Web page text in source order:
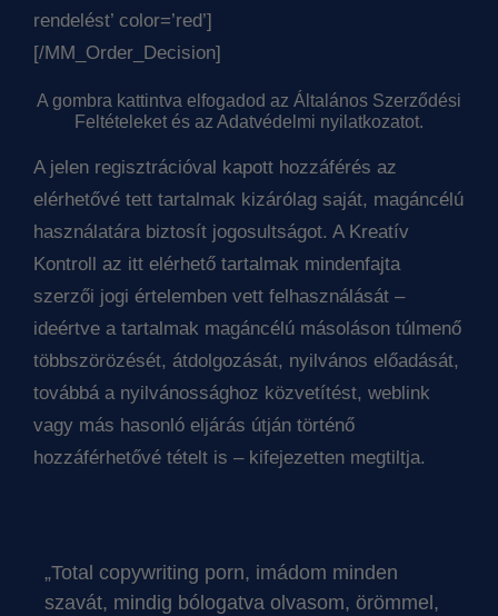
rendelést’ color=’red’]
[/MM_Order_Decision]
A gombra kattintva elfogadod az Általános Szerződési
Feltételeket és az Adatvédelmi nyilatkozatot.
A jelen regisztrációval kapott hozzáférés az
elérhetővé tett tartalmak kizárólag saját, magáncélú
használatára biztosít jogosultságot. A Kreatív
Kontroll az itt elérhető tartalmak mindenfajta
szerzői jogi értelemben vett felhasználását –
ideértve a tartalmak magáncélú másoláson túlmenő
többszörözését, átdolgozását, nyilvános előadását,
továbbá a nyilvánossághoz közvetítést, weblink
vagy más hasonló eljárás útján történő
hozzáférhetővé tételt is – kifejezetten megtiltja.
„Total copywriting porn, imádom minden
szavát, mindig bólogatva olvasom, örömmel,